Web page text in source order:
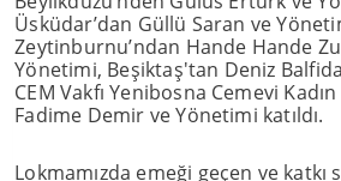
Üsküdar’dan Güllü Saran ve
Zeytinburnu’ndan Hande Hande
Yönetimi, Beşiktaş'tan Deniz
CEM Vakfı Yenibosna Cemevi Kadın
Fadime Demir ve Yönetimi katıldı.
Lokmamızda emeği geçen ve katkı